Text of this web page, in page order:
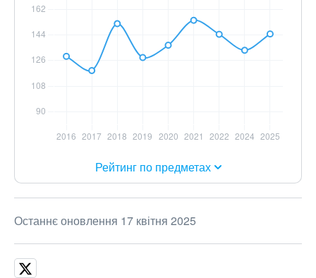
Рейтинг по предметах
Останнє оновлення 17 квітня 2025